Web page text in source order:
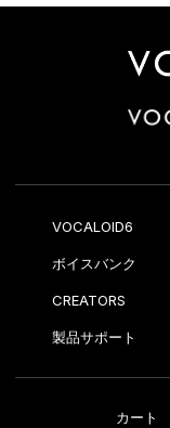
VOCALOID6
ボイスバンク
CREATORS
製品サポート
カート